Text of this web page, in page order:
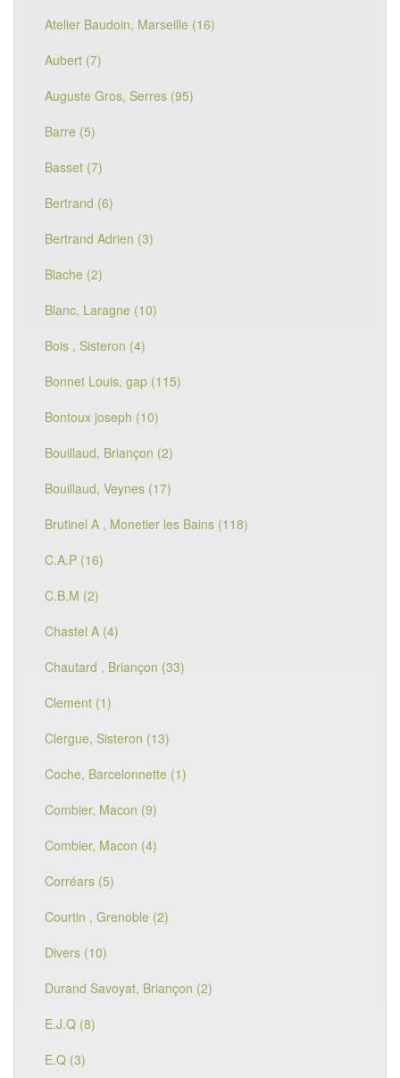
Atelier Baudoin, Marseille (16)
Aubert (7)
Auguste Gros, Serres (95)
Barre (5)
Basset (7)
Bertrand (6)
Bertrand Adrien (3)
Blache (2)
Blanc, Laragne (10)
Bois , Sisteron (4)
Bonnet Louis, gap (115)
Bontoux joseph (10)
Bouillaud, Briançon (2)
Bouillaud, Veynes (17)
Brutinel A , Monetier les Bains (118)
C.A.P (16)
C.B.M (2)
Chastel A (4)
Chautard , Briançon (33)
Clement (1)
Clergue, Sisteron (13)
Coche, Barcelonnette (1)
Combier, Macon (9)
Combier, Macon (4)
Corréars (5)
Courtin , Grenoble (2)
Divers (10)
Durand Savoyat, Briançon (2)
E.J.Q (8)
E.Q (3)